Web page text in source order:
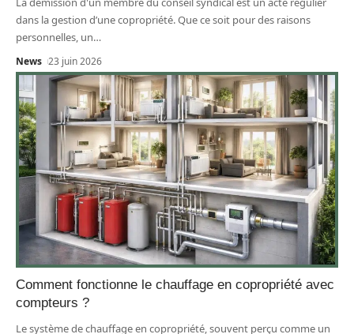
dans la gestion d’une copropriété. Que ce soit pour des raisons
personnelles, un…
News 23 juin 2026
Comment fonctionne le chauffage en copropriété avec
compteurs ?
Le système de chauffage en copropriété, souvent perçu comme un